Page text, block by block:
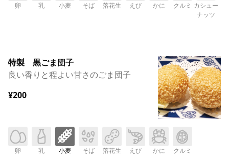
卵 乳 小麦 そば 落花生 えび かに クルミ カシュー
ナッツ
特製 黒ごま団子
良い香りと程よい甘さのごま団子
¥200
卵 乳 小麦 そば 落花生 えび かに クルミ